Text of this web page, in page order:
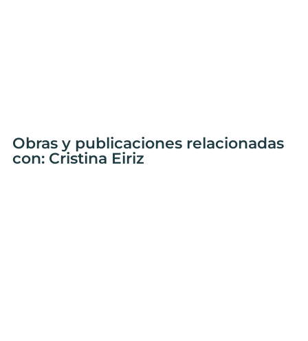
Obras y publicaciones relacionadas
con: Cristina Eiriz